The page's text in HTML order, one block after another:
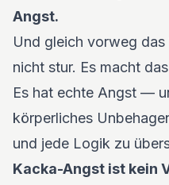
Angst.
Und gleich vorweg
nicht stur. Es macht
Es hat echte Angst —
körperliches
und jede Logik zu
Kacka-Angst ist kein